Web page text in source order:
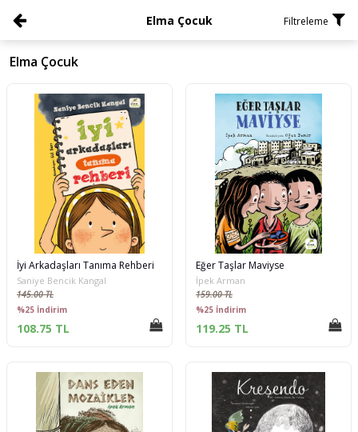
Elma Çocuk Filtreleme
Elma Çocuk
İyi Arkadaşları Tanıma Rehberi
Saniye Bencik Kangal
145.00 TL
%25 İndirim
108.75 TL
Eğer Taşlar Maviyse
İpek Arman
159.00 TL
%25 İndirim
119.25 TL